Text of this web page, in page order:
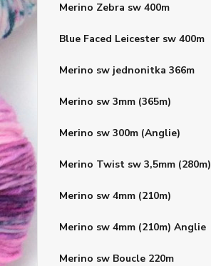
Merino Zebra sw 400m
Blue Faced Leicester sw 400m
Merino sw jednonitka 366m
Merino sw 3mm (365m)
Merino sw 300m (Anglie)
Merino Twist sw 3,5mm (280m)
Merino sw 4mm (210m)
Merino sw 4mm (210m) Anglie
Merino sw Boucle 220m